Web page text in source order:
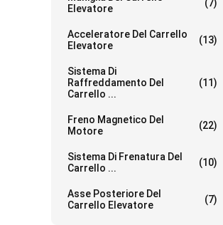
Elevatore
(7)
Acceleratore Del Carrello
Elevatore
(13)
Sistema Di
Raffreddamento Del
Carrello ...
(11)
Freno Magnetico Del
Motore
(22)
Sistema Di Frenatura Del
Carrello ...
(10)
Asse Posteriore Del
Carrello Elevatore
(7)